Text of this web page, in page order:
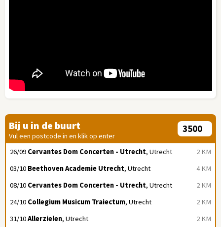
Bij u in de buurt
Vul een postcode in en klik op enter
2 KM
26/09 Cervantes Dom Concerten - Utrecht, Utrecht
4 KM
03/10 Beethoven Academie Utrecht, Utrecht
2 KM
08/10 Cervantes Dom Concerten - Utrecht, Utrecht
2 KM
24/10 Collegium Musicum Traiectum, Utrecht
2 KM
31/10Allerzielen, Utrecht